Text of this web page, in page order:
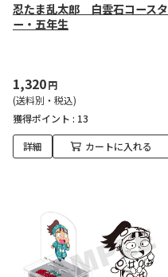
忍たま乱太郎 白雲石コースタ
ー・五年生
1,320円
(送料別・税込)
獲得ポイント : 13
詳細 カートに入れる